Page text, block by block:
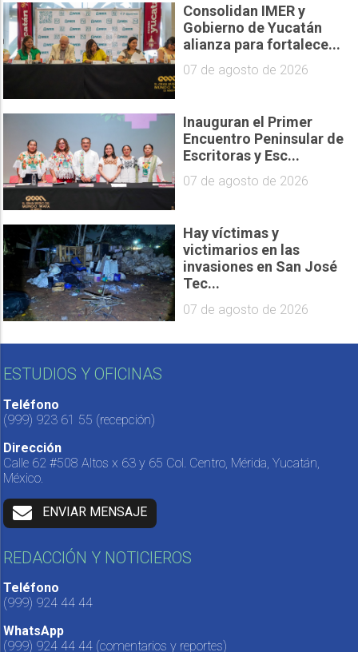
Consolidan IMER y
Gobierno de Yucatán
alianza para fortalece...
07 de agosto de 2026
Inauguran el Primer
Encuentro Peninsular de
Escritoras y Esc...
07 de agosto de 2026
Hay víctimas y
victimarios en las
invasiones en San José
Tec...
07 de agosto de 2026
ESTUDIOS Y OFICINAS
Teléfono
(999) 923 61 55 (recepción)
Dirección
Calle 62 #508 Altos x 63 y 65 Col. Centro, Mérida, Yucatán,
México.
ENVIAR MENSAJE
REDACCIÓN Y NOTICIEROS
Teléfono
(999) 924 44 44
WhatsApp
(999) 924 44 44 (comentarios y reportes)